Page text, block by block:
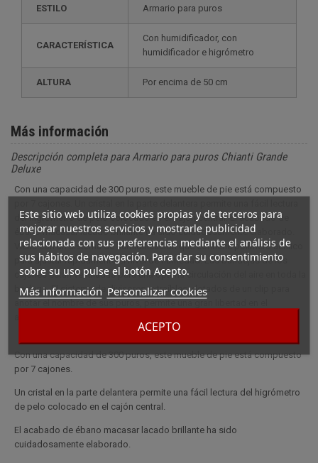
Este sitio web utiliza cookies propias y de terceros para
mejorar nuestros servicios y mostrarle publicidad
relacionada con sus preferencias mediante el análisis de
sus hábitos de navegación. Para dar su consentimiento
sobre su uso pulse el botón Acepto.
Más información Personalizar cookies
ACEPTO
ESTILO armario para puros
CARACTERÍSTICA
con humidificador, con
humidificador e higrómetro
ALTURA por encima de 50 cm
Más información
Descripción completa para Armario para puros Chianti Grande
Deluxe
Con una capacidad de 300 puros, este mueble de pie está compuesto
del higrómetro de pelo colocado en el cajón central. El acabado de
ébano macasar lacado brillante ha sido cuidadosamente elaborado.
Viene con un sistema de humidificación que contiene polímero acrílico
para ajustar rápidamente el nivel de humedad. Las bandejas de los
cajones están ventiladas para una óptima circulación del aire en toda la
bodega. El sistema de divisores extraíbles, dotados de un clip para
Con una capacidad de 300 puros, este mueble de pie está compuesto
por 7 cajones.
Un cristal en la parte delantera permite una fácil lectura del higrómetro
de pelo colocado en el cajón central.
El acabado de ébano macasar lacado brillante ha sido
cuidadosamente elaborado.